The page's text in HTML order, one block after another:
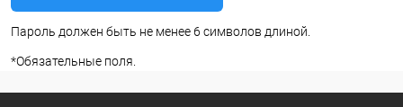
Пароль должен быть не менее 6 символов длиной.
*Обязательные поля.